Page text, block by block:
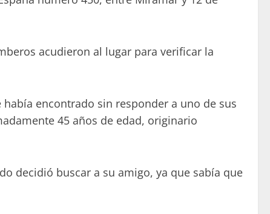
acudieron al lugar para verificar la
encontrado sin responder a uno de sus
45 años de edad, originario
decidió buscar a su amigo, ya que sabía que